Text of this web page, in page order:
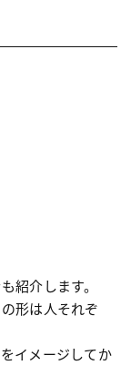
紹介します。
形は人それぞ
イメージしてか